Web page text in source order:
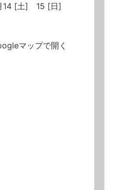
14 [土] 15 [日]
マップで開く